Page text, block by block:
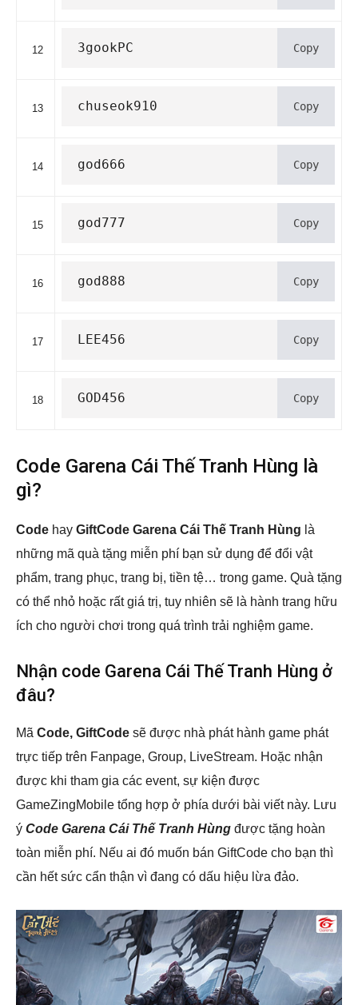
12 3gookPC Copy
13 chuseok910 Copy
14 god666 Copy
15 god777 Copy
16 god888 Copy
17 LEE456 Copy
18 GOD456 Copy
Code Garena Cái Thế Tranh Hùng là
gì?
Code hay GiftCode Garena Cái Thế Tranh Hùng là
những mã quà tặng miễn phí bạn sử dụng để đổi vật
phẩm, trang phục, trang bị, tiền tệ… trong game. Quà tặng
có thể nhỏ hoặc rất giá trị, tuy nhiên sẽ là hành trang hữu
ích cho người chơi trong quá trình trải nghiệm game.
Nhận code Garena Cái Thế Tranh Hùng ở
đâu?
Mã Code, GiftCode sẽ được nhà phát hành game phát
trực tiếp trên Fanpage, Group, LiveStream. Hoặc nhận
được khi tham gia các event, sự kiện được
GameZingMobile tổng hợp ở phía dưới bài viết này. Lưu
ý Code Garena Cái Thế Tranh Hùng được tặng hoàn
toàn miễn phí. Nếu ai đó muốn bán GiftCode cho bạn thì
cần hết sức cẩn thận vì đang có dấu hiệu lừa đảo.